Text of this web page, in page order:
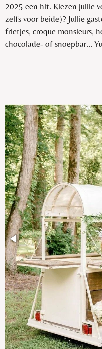
2025 een hit. Kiezen jullie
zelfs voor beide)? Jullie
frietjes, croque monsieurs,
chocolade- of snoepbar...